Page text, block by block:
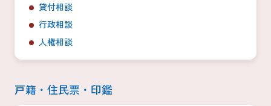
貸付相談
行政相談
人権相談
戸籍・住民票・印鑑